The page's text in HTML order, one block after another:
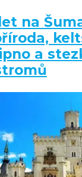
na
a